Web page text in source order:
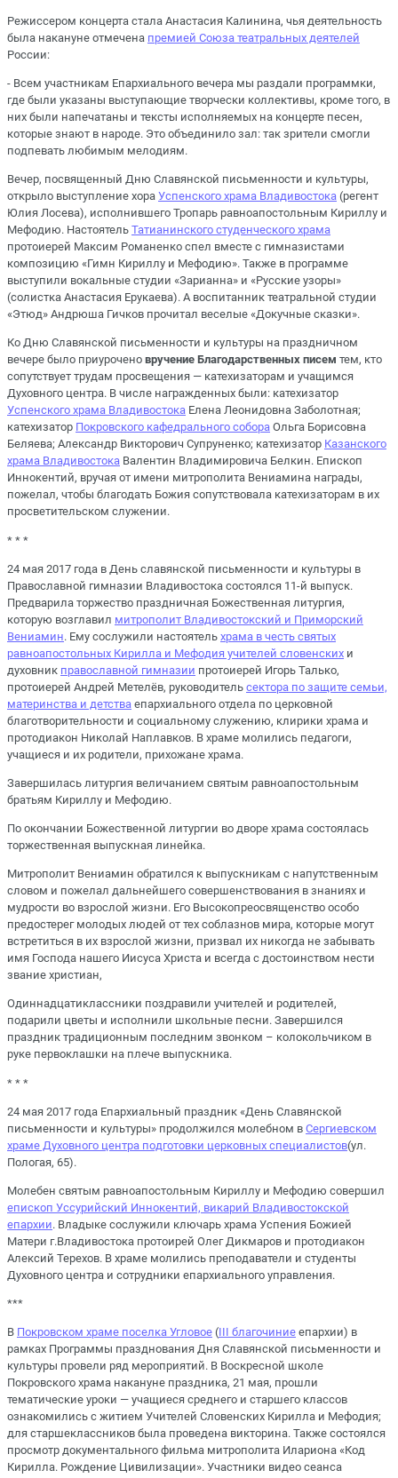
Режиссером концерта стала Анастасия Калинина, чья деятельность
была накануне отмечена премией Союза театральных деятелей
России:
- Всем участникам Епархиального вечера мы раздали программки,
где были указаны выступающие творчески коллективы, кроме того, в
них были напечатаны и тексты исполняемых на концерте песен,
которые знают в народе. Это объединило зал: так зрители смогли
подпевать любимым мелодиям.
Вечер, посвященный Дню Славянской письменности и культуры,
открыло выступление хора Успенского храма Владивостока (регент
Юлия Лосева), исполнившего Тропарь равноапостольным Кириллу и
Мефодию. Настоятель Татианинского студенческого храма
протоиерей Максим Романенко спел вместе с гимназистами
композицию «Гимн Кириллу и Мефодию». Также в программе
выступили вокальные студии «Зарианна» и «Русские узоры»
(солистка Анастасия Ерукаева). А воспитанник театральной студии
«Этюд» Андрюша Гичков прочитал веселые «Докучные сказки».
Ко Дню Славянской письменности и культуры на праздничном
вечере было приурочено вручение Благодарственных писем тем, кто
сопутствует трудам просвещения — катехизаторам и учащимся
Духовного центра. В числе награжденных были: катехизатор
Успенского храма Владивостока Елена Леонидовна Заболотная;
катехизатор Покровского кафедрального собора Ольга Борисовна
Беляева; Александр Викторович Супруненко; катехизатор Казанского
храма Владивостока Валентин Владимировича Белкин. Епископ
Иннокентий, вручая от имени митрополита Вениамина награды,
пожелал, чтобы благодать Божия сопутствовала катехизаторам в их
просветительском служении.
* * *
24 мая 2017 года в День славянской письменности и культуры в
Православной гимназии Владивостока состоялся 11-й выпуск.
Предварила торжество праздничная Божественная литургия,
которую возглавил митрополит Владивостокский и Приморский
Вениамин. Ему сослужили настоятель храма в честь святых
равноапостольных Кирилла и Мефодия учителей словенских и
духовник православной гимназии протоиерей Игорь Талько,
протоиерей Андрей Метелёв, руководитель сектора по защите семьи,
материнства и детства епархиального отдела по церковной
благотворительности и социальному служению, клирики храма и
протодиакон Николай Наплавков. В храме молились педагоги,
учащиеся и их родители, прихожане храма.
Завершилась литургия величанием святым равноапостольным
братьям Кириллу и Мефодию.
По окончании Божественной литургии во дворе храма состоялась
торжественная выпускная линейка.
Митрополит Вениамин обратился к выпускникам с напутственным
словом и пожелал дальнейшего совершенствования в знаниях и
мудрости во взрослой жизни. Его Высокопреосвященство особо
предостерег молодых людей от тех соблазнов мира, которые могут
встретиться в их взрослой жизни, призвал их никогда не забывать
имя Господа нашего Иисуса Христа и всегда с достоинством нести
звание христиан,
Одиннадцатиклассники поздравили учителей и родителей,
подарили цветы и исполнили школьные песни. Завершился
праздник традиционным последним звонком – колокольчиком в
руке первоклашки на плече выпускника.
* * *
24 мая 2017 года Епархиальный праздник «День Славянской
письменности и культуры» продолжился молебном в Сергиевском
храме Духовного центра подготовки церковных специалистов(ул.
Пологая, 65).
Молебен святым равноапостольным Кириллу и Мефодию совершил
епископ Уссурийский Иннокентий, викарий Владивостокской
епархии. Владыке сослужили ключарь храма Успения Божией
Матери г.Владивостока протоирей Олег Дикмаров и протодиакон
Алексий Терехов. В храме молились преподаватели и студенты
Духовного центра и сотрудники епархиального управления.
***
В Покровском храме поселка Угловое (III благочиние епархии) в
рамках Программы празднования Дня Славянской письменности и
культуры провели ряд мероприятий. В Воскресной школе
Покровского храма накануне праздника, 21 мая, прошли
тематические уроки — учащиеся среднего и старшего классов
ознакомились с житием Учителей Словенских Кирилла и Мефодия;
для старшеклассников была проведена викторина. Также состоялся
просмотр документального фильма митрополита Илариона «Код
Кирилла. Рождение Цивилизации». Участники видео сеанса